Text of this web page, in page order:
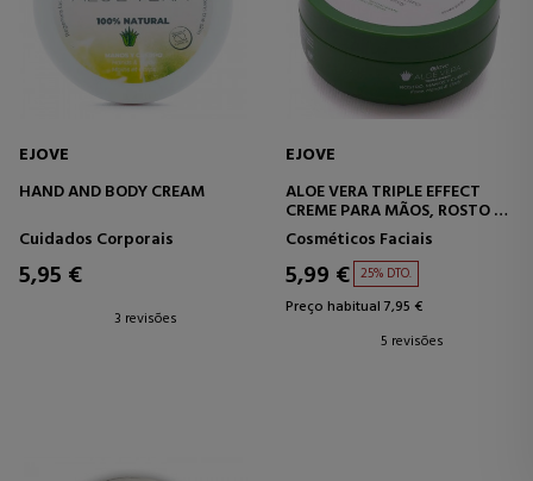
EJOVE
HAND AND BODY CREAM
Cuidados Corporais
5,95 €
3 revisões
EJOVE
ALOE VERA TRIPLE EFFECT
CREME PARA MÃOS, ROSTO E
CORPO
Cosméticos Faciais
5,99 € 25% DTO.
Preço habitual 7,95 €
5 revisões